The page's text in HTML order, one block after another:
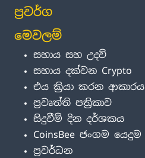
ප්‍රවර්ග
මෙවලම්
සහාය සහ උදව්
සහාය දක්වන Crypto
එය ක්‍රියා කරන ආකාරය
ප්‍රවෘත්ති පත්‍රිකාව
සිදුවීම් දින දර්ශකය
CoinsBee ජංගම යෙදුම
ප්‍රවර්ධන